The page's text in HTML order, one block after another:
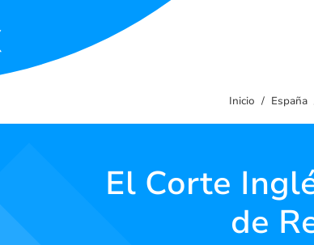
Inicio España
El Corte
de